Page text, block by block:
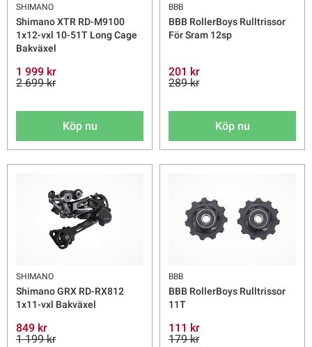
SHIMANO
Shimano XTR RD-M9100
1x12-vxl 10-51T Long Cage
Bakväxel
1 999 kr
2 699 kr
Köp nu
BBB
BBB RollerBoys Rulltrissor
För Sram 12sp
201 kr
289 kr
Köp nu
SHIMANO
Shimano GRX RD-RX812
1x11-vxl Bakväxel
849 kr
1 199 kr
BBB
BBB RollerBoys Rulltrissor
11T
111 kr
179 kr